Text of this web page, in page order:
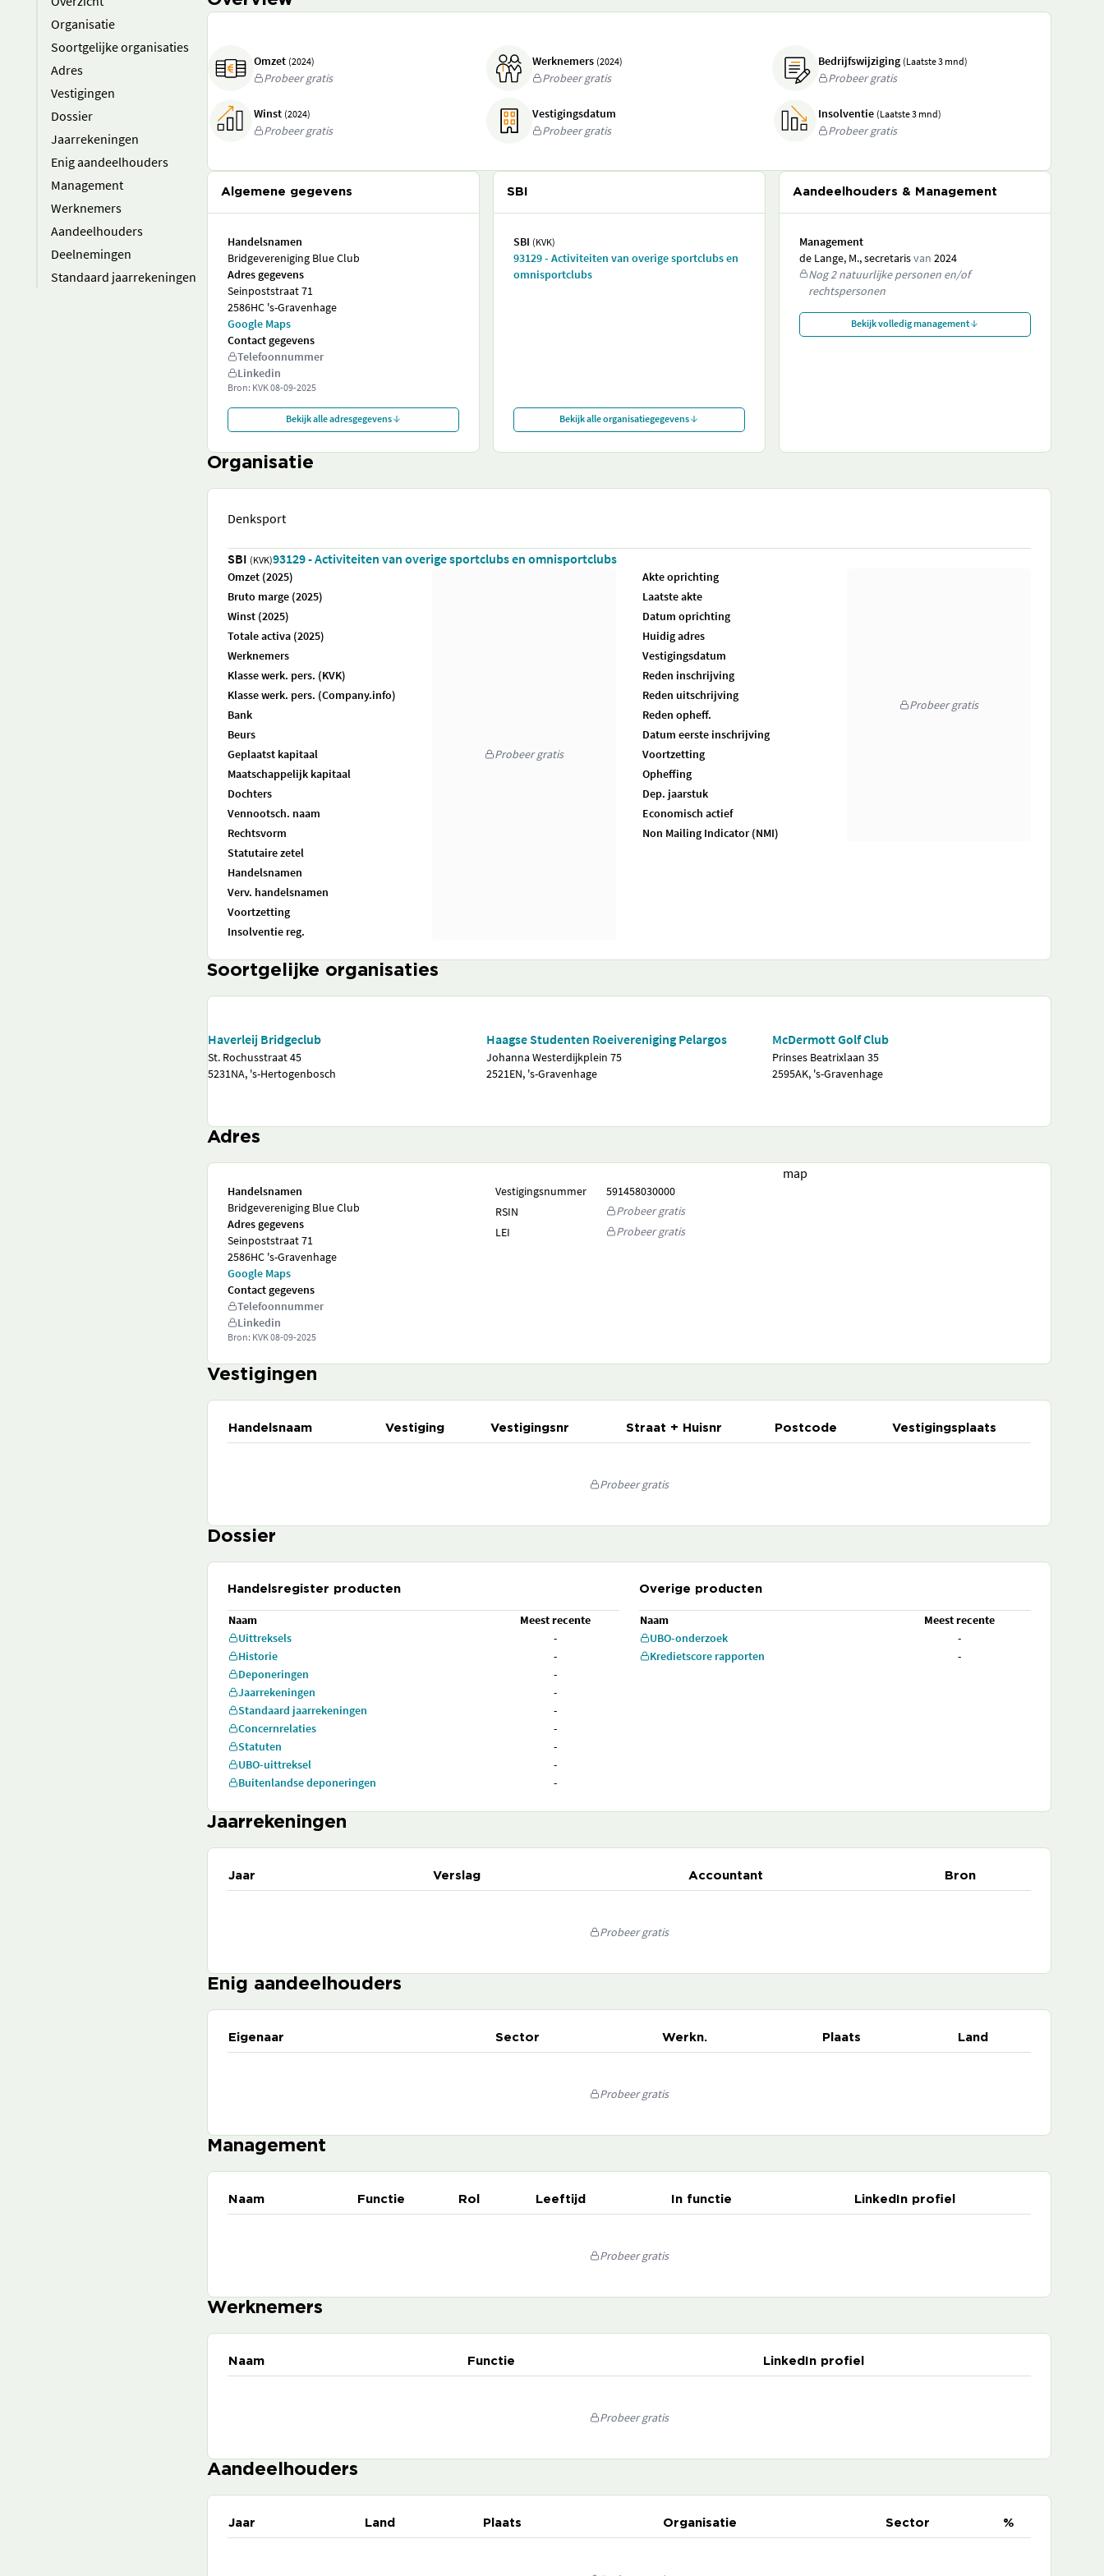
Organisatie
Soortgelijke organisaties
Adres
Vestigingen
Dossier
Jaarrekeningen
Enig aandeelhouders
Management
Werknemers
Aandeelhouders
Deelnemingen
Standaard jaarrekeningen
Omzet (2024)
Probeer gratis
Werknemers (2024)
Probeer gratis
Bedrijfswijziging (Laatste 3 mnd)
Probeer gratis
Winst (2024)
Probeer gratis
Vestigingsdatum
Probeer gratis
Insolventie (Laatste 3 mnd)
Probeer gratis
Algemene gegevens
Handelsnamen
Bridgevereniging Blue Club
Adres gegevens
Seinpoststraat 71
2586HC 's-Gravenhage
Google Maps
Contact gegevens
Telefoonnummer
Linkedin
Bron: KVK08-09-2025
Bekijk alle adresgegevens
SBI
SBI (KVK)
93129 - Activiteiten van overige sportclubs en
omnisportclubs
Bekijk alle organisatiegegevens
Aandeelhouders & Management
Management
de Lange, M., secretarisvan 2024
Nog 2 natuurlijke personen en/of
rechtspersonen
Bekijk volledig management
Organisatie
Denksport
SBI (KVK)93129 - Activiteiten van overige sportclubs en omnisportclubs
Omzet (2025)
Bruto marge (2025)
Winst (2025)
Totale activa (2025)
Werknemers
Klasse werk. pers. (KVK)
Klasse werk. pers. (Company.info)
Bank
Beurs
Geplaatst kapitaal
Maatschappelijk kapitaal
Dochters
Vennootsch. naam
Rechtsvorm
Statutaire zetel
Handelsnamen
Verv. handelsnamen
Voortzetting
Insolventie reg.
Probeer gratis
Akte oprichting
Laatste akte
Datum oprichting
Huidig adres
Vestigingsdatum
Reden inschrijving
Reden uitschrijving
Reden opheff.
Datum eerste inschrijving
Voortzetting
Opheffing
Dep. jaarstuk
Economisch actief
Non Mailing Indicator (NMI)
Probeer gratis
Soortgelijke organisaties
Haverleij Bridgeclub
St. Rochusstraat 45
5231NA, 's-Hertogenbosch
Haagse Studenten Roeivereniging Pelargos
Johanna Westerdijkplein 75
2521EN, 's-Gravenhage
McDermott Golf Club
Prinses Beatrixlaan 35
2595AK, 's-Gravenhage
Adres
Handelsnamen
Bridgevereniging Blue Club
Adres gegevens
Seinpoststraat 71
2586HC 's-Gravenhage
Google Maps
Contact gegevens
Telefoonnummer
Linkedin
Bron: KVK08-09-2025
Vestigingsnummer
591458030000
RSIN
Probeer gratis
LEI
Probeer gratis
map
Vestigingen
Handelsnaam Vestiging Vestigingsnr Straat + Huisnr Postcode Vestigingsplaats
Probeer gratis
Dossier
Handelsregister producten
Naam
Meest recente
Uittreksels
-
Historie
-
Deponeringen
-
Jaarrekeningen
-
Standaard jaarrekeningen
-
Concernrelaties
-
Statuten
-
UBO-uittreksel
-
Buitenlandse deponeringen
-
Overige producten
Naam
Meest recente
UBO-onderzoek
-
Kredietscore rapporten
-
Jaarrekeningen
Jaar Verslag Accountant Bron
Probeer gratis
Enig aandeelhouders
Eigenaar Sector Werkn. Plaats Land
Probeer gratis
Management
Naam Functie Rol Leeftijd In functie LinkedIn profiel
Probeer gratis
Werknemers
Naam Functie LinkedIn profiel
Probeer gratis
Aandeelhouders
Jaar Land Plaats Organisatie Sector %